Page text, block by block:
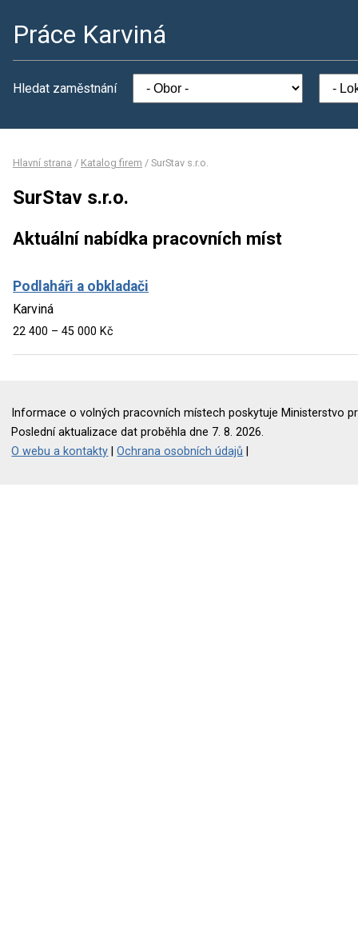
Práce Karviná
Hledat zaměstnání
Hlavní strana / Katalog firem / SurStav s.r.o.
SurStav s.r.o.
Aktuální nabídka pracovních míst
Podlaháři a obkladači
Karviná
22 400 – 45 000 Kč
Informace o volných pracovních místech poskytuje Ministerstvo
Poslední aktualizace dat proběhla dne 7. 8. 2026.
O webu a kontakty |Ochrana osobních údajů